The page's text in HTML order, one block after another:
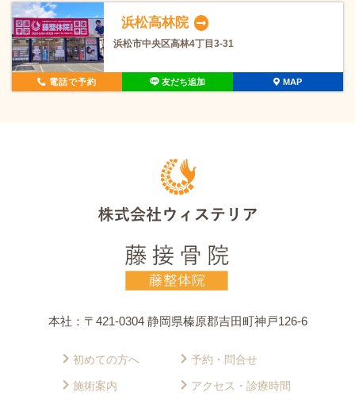
浜松高林院
浜松市中央区高林4丁目3-31
電話で予約 友だち追加 MAP
本社：〒421-0304 静岡県榛原郡吉田町神戸126-6
初めての方へ
施術案内
予約・問合せ
アクセス・診療時間